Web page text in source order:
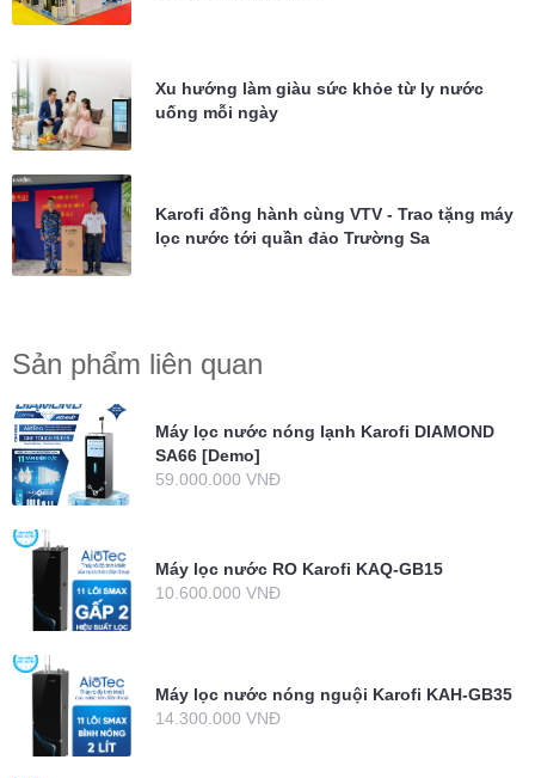
Xu hướng làm giàu sức khỏe từ ly nước
uống mỗi ngày
Karofi đồng hành cùng VTV - Trao tặng máy
lọc nước tới quần đảo Trường Sa
Sản phẩm liên quan
Máy lọc nước nóng lạnh Karofi DIAMOND
SA66 [Demo]
59.000.000 VNĐ
Máy lọc nước RO Karofi KAQ-GB15
10.600.000 VNĐ
Máy lọc nước nóng nguội Karofi KAH-GB35
14.300.000 VNĐ